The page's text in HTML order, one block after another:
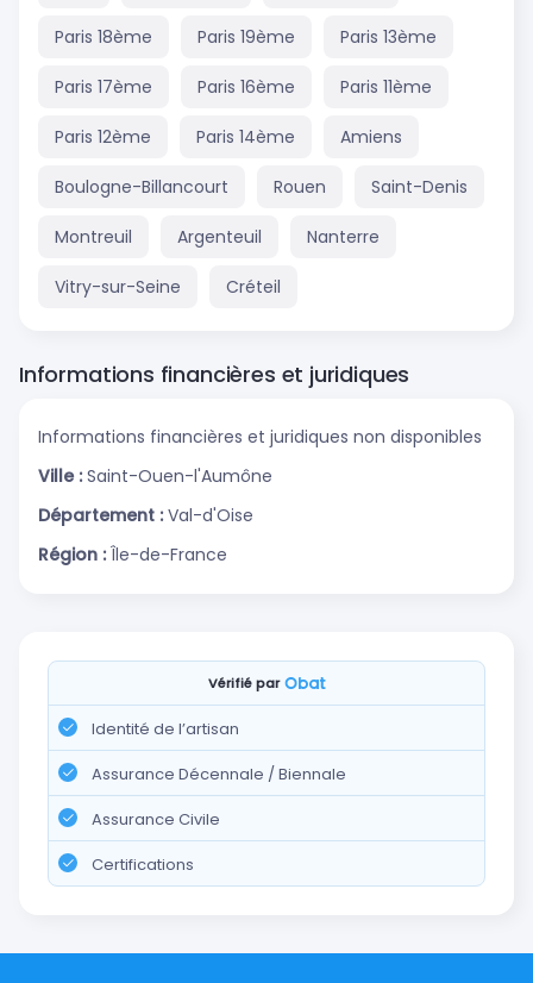
Paris 18ème Paris 19ème Paris 13ème
Paris 17ème Paris 16ème Paris 11ème
Paris 12ème Paris 14ème Amiens
Boulogne-Billancourt Rouen Saint-Denis
Montreuil Argenteuil Nanterre
Vitry-sur-Seine Créteil
Informations financières et juridiques
Informations financières et juridiques non disponibles
Ville : Saint-Ouen-l'Aumône
Département : Val-d'Oise
Région : Île-de-France
Vérifié par
Identité de l’artisan
Assurance Décennale / Biennale
Assurance Civile
Certifications